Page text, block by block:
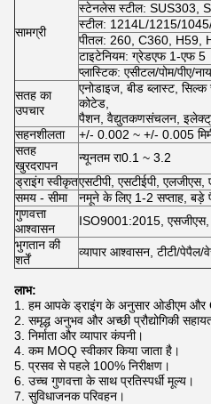
सामग्री
स्टेनलेस स्टील: SUS303,
स्टील: 1214L/1215/
पीतल: 260, C360, H59,
टाइटेनियम: ग्रेडएफ 1-एफ 5
प्लास्टिक: एसीटल/पोम/पीए/
सतह का
उपचार
एनोडाइज, बीड ब्लास्ट, सिल्क
कोटेड,
पैशन, वैद्युतकणसंचलन,
सहनशीलता
+/- 0.002 ~ +/- 0.005
सतह
खुरदरापन
न्यूनतम रा0.1 ~ 3.2
ड्राइंग स्वीकृतएसटीपी, एसटीईपी,
समय - सीमा
नमूने के लिए 1-2 सप्ताह, बड़े
गुणवत्ता
आश्वासन
ISO9001:2015,
भुगतान की
शर्तें
व्यापार आश्वासन, टीटी/पेपैल/
लाभ:
1. हम आपके ड्राइंग के अनुसार ओडीएम और
2. समृद्ध अनुभव और अच्छी प्रौद्योगिकी
3. निर्माता और व्यापार कंपनी।
4. कम MOQ स्वीकार किया जाता है।
5. प्रसव से पहले 100% निरीक्षण।
6. उच्च गुणवत्ता के साथ प्रतिस्पर्धी मूल्य।
7. सुविधाजनक परिवहन।